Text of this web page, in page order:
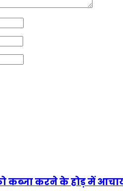
कब्जा करने के होड़ में